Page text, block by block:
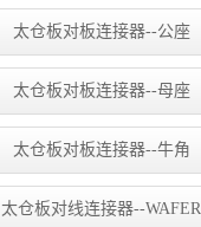
太仓板对板连接器--公座
太仓板对板连接器--母座
太仓板对板连接器--牛角
太仓板对线连接器--WAFER